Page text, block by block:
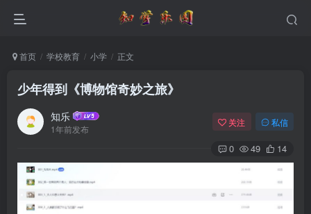
首页 学校教育 小学 正文
少年得到《博物馆奇妙之旅》
知乐
1年前发布
关注 私信
0 49 14